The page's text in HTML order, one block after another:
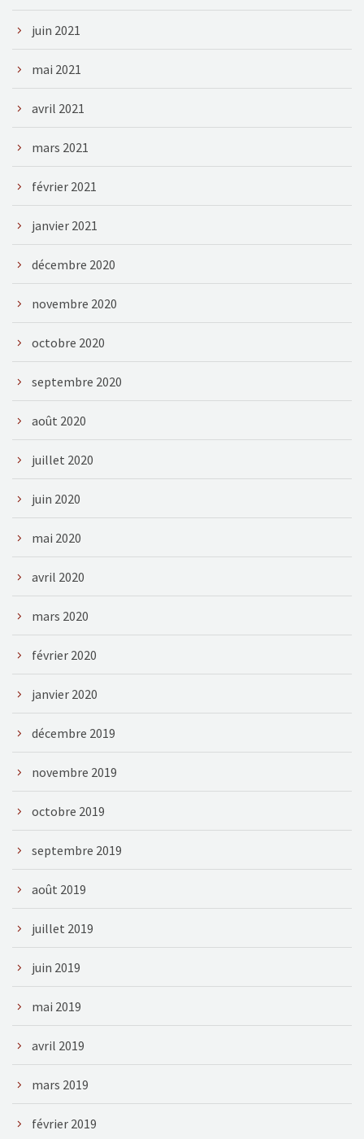
juin 2021
mai 2021
avril 2021
mars 2021
février 2021
janvier 2021
décembre 2020
novembre 2020
octobre 2020
septembre 2020
août 2020
juillet 2020
juin 2020
mai 2020
avril 2020
mars 2020
février 2020
janvier 2020
décembre 2019
novembre 2019
octobre 2019
septembre 2019
août 2019
juillet 2019
juin 2019
mai 2019
avril 2019
mars 2019
février 2019